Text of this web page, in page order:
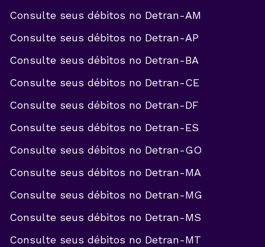
Consulte seus débitos no Detran-AM
Consulte seus débitos no Detran-AP
Consulte seus débitos no Detran-BA
Consulte seus débitos no Detran-CE
Consulte seus débitos no Detran-DF
Consulte seus débitos no Detran-ES
Consulte seus débitos no Detran-GO
Consulte seus débitos no Detran-MA
Consulte seus débitos no Detran-MG
Consulte seus débitos no Detran-MS
Consulte seus débitos no Detran-MT